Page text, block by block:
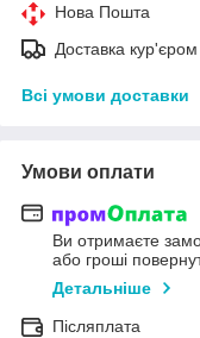
Нова Пошта
Доставка кур'єром
Всі умови доставки
Умови оплати
Ви отримаєте
або гроші
Детальніше
Післяплата